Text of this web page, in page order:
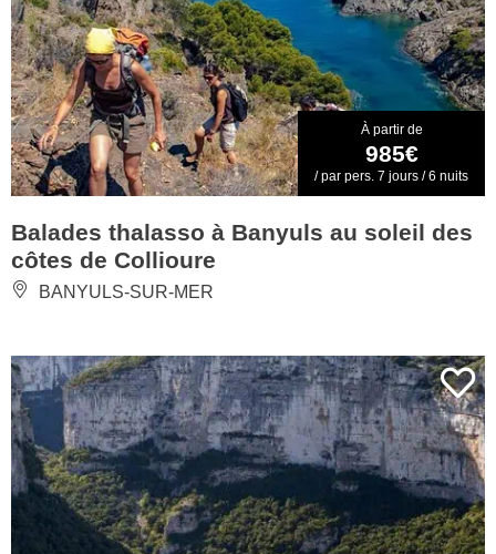
À partir de
985€
/ par pers. 7 jours / 6 nuits
Balades thalasso à Banyuls au soleil des
côtes de Collioure
BANYULS-SUR-MER